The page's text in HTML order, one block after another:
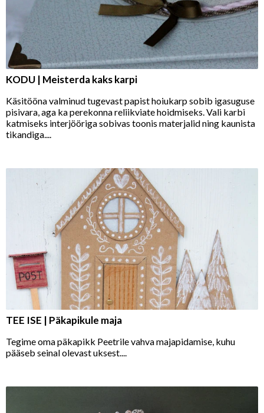
KODU | Meisterda kaks karpi
Käsitööna valminud tugevast papist hoiukarp sobib igasuguse
pisivara, aga ka perekonna reliikviate hoidmiseks. Vali karbi
katmiseks interjööriga sobivas toonis materjalid ning kaunista
tikandiga....
TEE ISE | Päkapikule maja
Tegime oma päkapikk Peetrile vahva majapidamise, kuhu
pääseb seinal olevast uksest....